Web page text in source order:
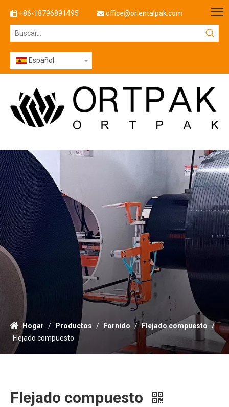
 +86-18796891495  office@orientalpak.com
Español
Hogar / Productos / Fornido / Flejado compuesto /
Flejado compuesto
Flejado compuesto